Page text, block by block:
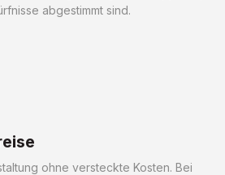
abgestimmt sind.
ohne versteckte Kosten. Bei